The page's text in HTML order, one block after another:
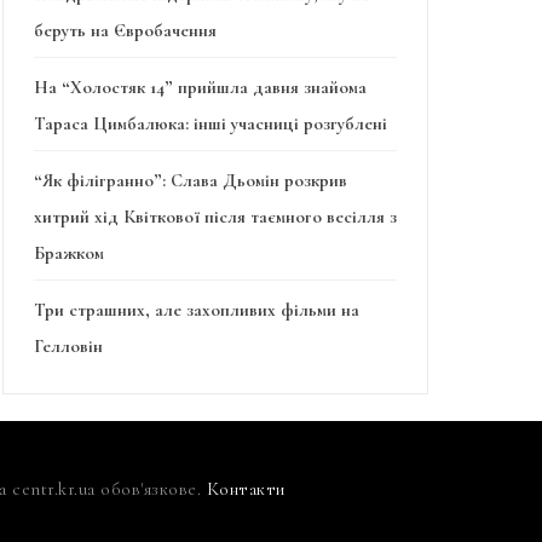
беруть на Євробачення
На “Холостяк 14” прийшла давня знайома
Тараса Цимбалюка: інші учасниці розгублені
“Як філігранно”: Слава Дьомін розкрив
хитрий хід Квіткової після таємного весілля з
Бражком
Три страшних, але захопливих фільми на
Гелловін
centr.kr.ua обов'язкове. Контакти